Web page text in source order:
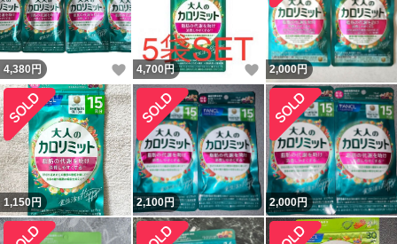
4,380 円 いいね！
4,700 円 いいね！
2,000円
1,150円 2,100円 2,000円